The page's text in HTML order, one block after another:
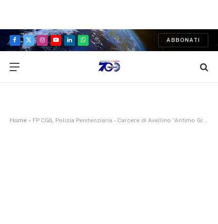
Facebook
X
Instagram
YouTubeLinkedInWhatsApp
ABBONATI
Home » FP CGIL Polizia Penitenziaria – Carcere di Avellino “Antimo Graziano”: una donna è stata fermata dalle unità cinofile di Polizia Penitenziaria mentre tentava di introdurre 300 grammi di hashish.